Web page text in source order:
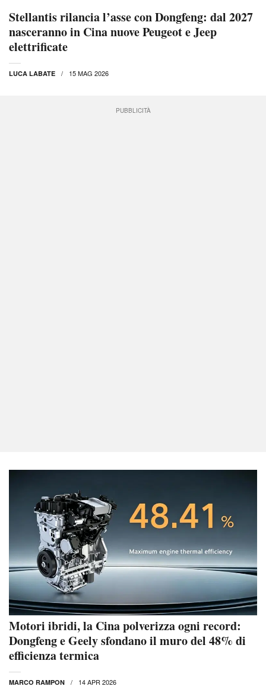
Stellantis rilancia l’asse con Dongfeng: dal 2027
nasceranno in Cina nuove Peugeot e Jeep
elettrificate
LUCA LABATE 15 MAG 2026
PUBBLICITÀ
Motori ibridi, la Cina polverizza ogni record:
Dongfeng e Geely sfondano il muro del 48% di
efficienza termica
MARCO RAMPON 14 APR 2026